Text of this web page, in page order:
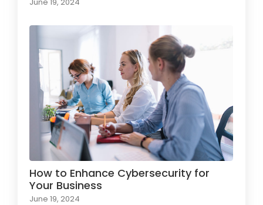
How to Enhance Cybersecurity for
Your Business
June 19, 2024